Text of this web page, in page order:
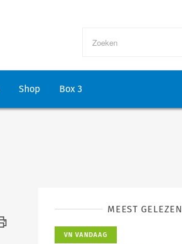
Shop Box 3
MEEST GELEZEN
VN VANDAAG